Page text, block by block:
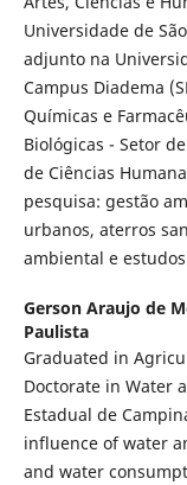
Universidade de
adjunto na
Campus Diadema
Químicas e
Biológicas - Setor
de Ciências
pesquisa: gestão
urbanos, aterros
ambiental e
Gerson Araujo de
Paulista
Graduated in
Doctorate in Water
Estadual de
influence of water
and water